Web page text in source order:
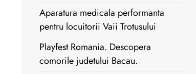
Aparatura medicala performanta
pentru locuitorii Vaii Trotusului
Playfest Romania. Descopera
comorile judetului Bacau.